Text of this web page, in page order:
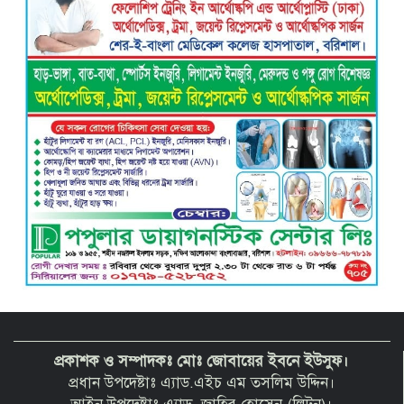
নিন্দা
বরিশাল ক্লাবের সভাপতি নির্বাচিত হওয়ায়
এ্যাডঃ মুজিবুর রহমান সরোয়ার কে ফুলেল
শুভেচ্ছা”
প্রকাশক ও সম্পাদকঃ মোঃ জোবায়ের ইবনে ইউসুফ।
প্রধান উপদেষ্টাঃ এ্যাড.এইচ এম তসলিম উদ্দিন।